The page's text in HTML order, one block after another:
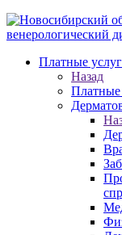
Платные
Назад
Платные